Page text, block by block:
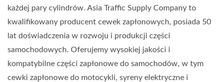
każdej pary cylindrów. Asia Traffic Supply Company to
kwalifikowany producent cewek zapłonowych, posiada 50
lat doświadczenia w rozwoju i produkcji części
samochodowych. Oferujemy wysokiej jakości i
kompatybilne części zapłonowe do samochodów, w tym
cewki zapłonowe do motocykli, syreny elektryczne i